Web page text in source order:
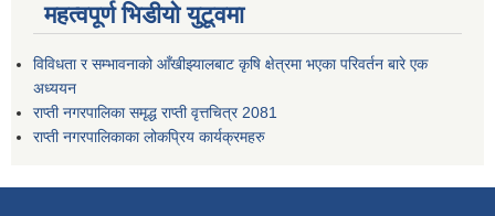
महत्वपूर्ण भिडीयो युटूवमा
विविधता र सम्भावनाको आँखीझ्यालबाट कृषि क्षेत्रमा भएका परिवर्तन बारे एक
अध्ययन
राप्ती नगरपालिका समृद्ध राप्ती वृत्तचित्र 2081
राप्ती नगरपालिकाका लोकप्रिय कार्यक्रमहरु